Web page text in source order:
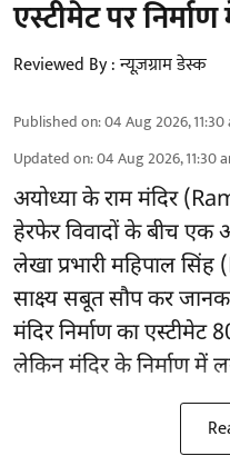
एस्टीमेट पर
Reviewed By :न्यूज़ग्राम डेस्क
Published on:04 Aug 2026, 11:30
Updated on:04 Aug 2026, 11:30
अयोध्या के राम मंदिर
हेरफेर विवादों के बीच एक
लेखा प्रभारी महिपाल
साक्ष्य सबूत सौप कर
मंदिर निर्माण का एस्टीमेट
लेकिन मंदिर के निर्माण में